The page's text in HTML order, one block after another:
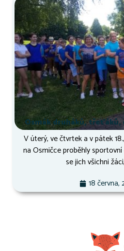
Osmák druháků,
V úterý, ve čtvrtek a v pátek
na Osmičce proběhly
se jich všichni
18 června,